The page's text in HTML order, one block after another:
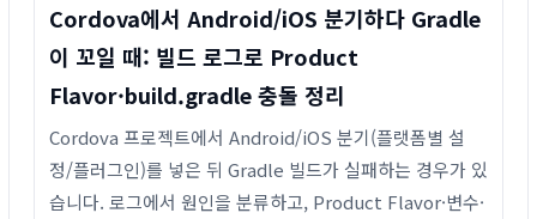
Cordova에서 Android/iOS 분기하다 Gradle
이 꼬일 때: 빌드 로그로 Product
Flavor·build.gradle 충돌 정리
Cordova 프로젝트에서 Android/iOS 분기(플랫폼별 설
정/플러그인)를 넣은 뒤 Gradle 빌드가 실패하는 경우가 있
습니다. 로그에서 원인을 분류하고, Product Flavor·변수·